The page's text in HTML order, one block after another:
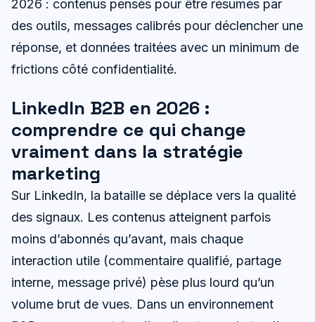
2026 : contenus pensés pour être résumés par
des outils, messages calibrés pour déclencher une
réponse, et données traitées avec un minimum de
frictions côté confidentialité.
LinkedIn B2B en 2026 :
comprendre ce qui change
vraiment dans la stratégie
marketing
Sur LinkedIn, la bataille se déplace vers la qualité
des signaux. Les contenus atteignent parfois
moins d’abonnés qu’avant, mais chaque
interaction utile (commentaire qualifié, partage
interne, message privé) pèse plus lourd qu’un
volume brut de vues. Dans un environnement